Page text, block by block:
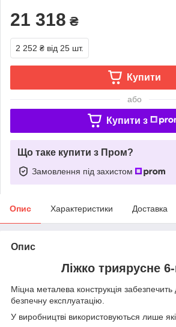
21 318 ₴
2 252 ₴ від 25 шт.
Купити
або
Купити з
Що таке купити з Пром?
Замовлення під захистом
Опис Характеристики Доставка
Опис
Ліжко триярусне
Міцна металева конструкція забезпечить
безпечну експлуатацію.
У виробництві використовуються лише